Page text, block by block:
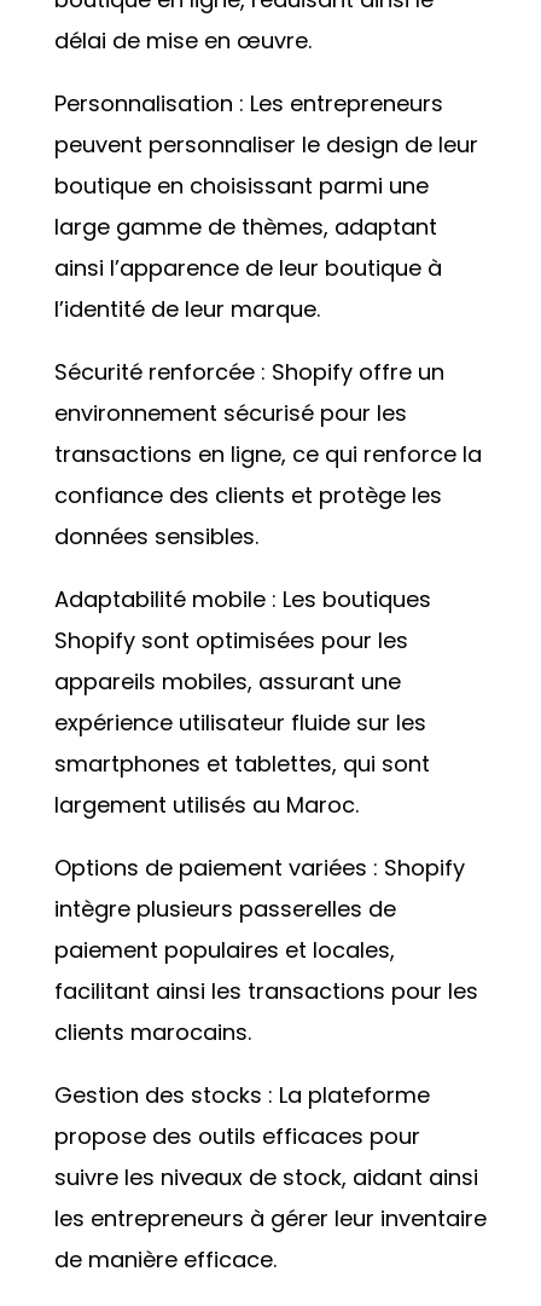
délai de mise en œuvre.
Personnalisation : Les entrepreneurs
peuvent personnaliser le design de leur
boutique en choisissant parmi une
large gamme de thèmes, adaptant
ainsi l’apparence de leur boutique à
l’identité de leur marque.
Sécurité renforcée : Shopify offre un
environnement sécurisé pour les
transactions en ligne, ce qui renforce la
confiance des clients et protège les
données sensibles.
Adaptabilité mobile : Les boutiques
Shopify sont optimisées pour les
appareils mobiles, assurant une
expérience utilisateur fluide sur les
smartphones et tablettes, qui sont
largement utilisés au Maroc.
Options de paiement variées : Shopify
intègre plusieurs passerelles de
paiement populaires et locales,
facilitant ainsi les transactions pour les
clients marocains.
Gestion des stocks : La plateforme
propose des outils efficaces pour
suivre les niveaux de stock, aidant ainsi
les entrepreneurs à gérer leur inventaire
de manière efficace.